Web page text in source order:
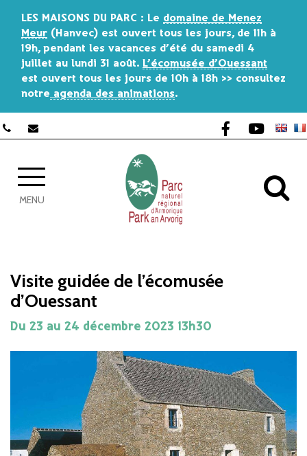
LES MAISONS DU PARC : Le domaine de Menez
Meur (Hanvec) est ouvert tous les jours, de 11h à
19h, pendant les vacances d’été du samedi 4
juillet au lundi 31 août. L’écomusée d’Ouessant
est ouvert tous les jours de 10h à 18h >> consultez
notre agenda des animations.
Lien vers le
Lien vers
MENU
Visite guidée de l’écomusée
d’Ouessant
Du 23 au 24 décembre 2023 13h30